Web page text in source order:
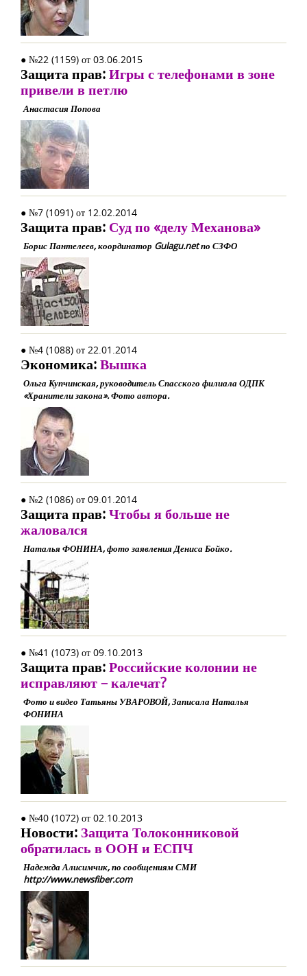
● №22 (1159) от 03.06.2015
Защита прав:Игры с телефонами в зоне
привели в петлю
Анастасия Попова
● №7 (1091) от 12.02.2014
Защита прав: Суд по «делу Механова»
Борис Пантелеев, координатор Gulagu.net по СЗФО
● №4 (1088) от 22.01.2014
Экономика:Вышка
Ольга Купчинская, руководитель Спасского филиала ОДПК
«Хранители закона». Фото автора.
● №2 (1086) от 09.01.2014
Защита прав:Чтобы я больше не
жаловался
Наталья ФОНИНА, фото заявления Дениса Бойко.
● №41 (1073) от 09.10.2013
Защита прав:Российские колонии не
исправляют – калечат?
Фото и видео Татьяны УВАРОВОЙ, Записала Наталья
ФОНИНА
● №40 (1072) от 02.10.2013
Новости: Защита Толоконниковой
обратилась в ООН и ЕСПЧ
Надежда Алисимчик, по сообщениям СМИ
http://www.newsfiber.com